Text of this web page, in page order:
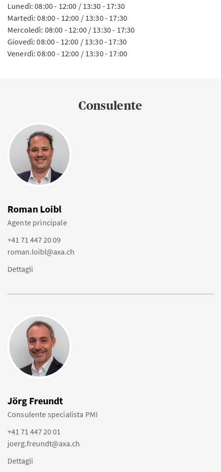
Lunedì: 08:00 - 12:00 / 13:30 - 17:30
Martedì: 08:00 - 12:00 / 13:30 - 17:30
Mercoledì: 08:00 - 12:00 / 13:30 - 17:30
Giovedì: 08:00 - 12:00 / 13:30 - 17:30
Venerdì: 08:00 - 12:00 / 13:30 - 17:00
Consulente
Roman Loibl
Agente principale
+41 71 447 20 09
roman.loibl@axa.ch
Dettagli
Jörg Freundt
Consulente specialista PMI
+41 71 447 20 01
joerg.freundt@axa.ch
Dettagli